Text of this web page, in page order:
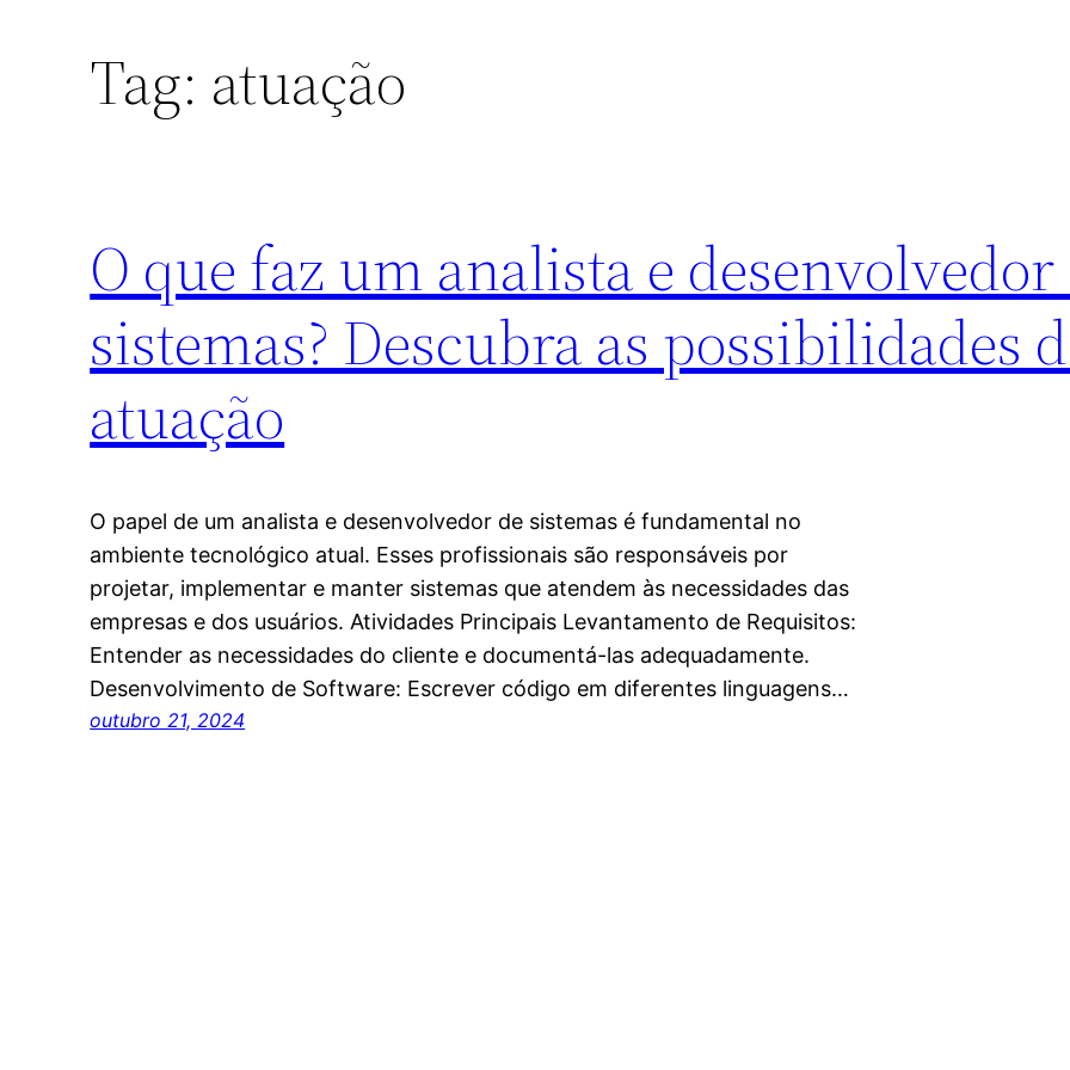
Tag: atuação
O que faz um analista e desenvolvedor
sistemas? Descubra as possibilidades
atuação
O papel de um analista e desenvolvedor de sistemas é fundamental no
ambiente tecnológico atual. Esses profissionais são responsáveis por
projetar, implementar e manter sistemas que atendem às necessidades das
empresas e dos usuários. Atividades Principais Levantamento de Requisitos:
Entender as necessidades do cliente e documentá-las adequadamente.
Desenvolvimento de Software: Escrever código em diferentes linguagens…
outubro 21, 2024